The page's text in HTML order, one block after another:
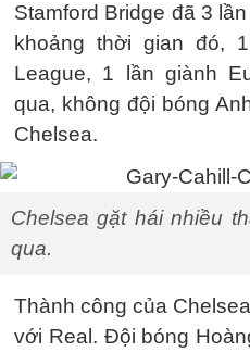
Stamford Bridge đã 3
khoảng thời gian đó,
League, 1 lần giành
qua, không đội bóng
Chelsea.
Chelsea gặt hái nhiều
qua.
Thành công của
với Real. Đội bóng